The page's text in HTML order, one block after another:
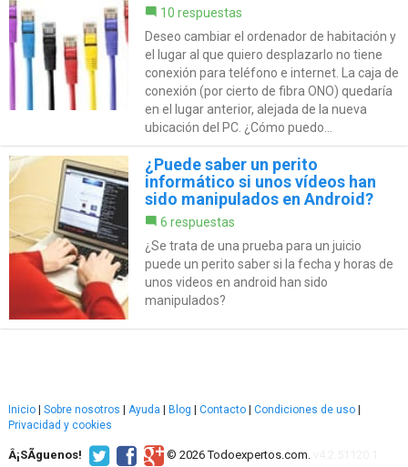
10 respuestas
Deseo cambiar el ordenador de habitación y
el lugar al que quiero desplazarlo no tiene
conexión para teléfono e internet. La caja de
conexión (por cierto de fibra ONO) quedaría
en el lugar anterior, alejada de la nueva
ubicación del PC. ¿Cómo puedo...
¿Puede saber un perito
informático si unos vídeos han
sido manipulados en Android?
6 respuestas
¿Se trata de una prueba para un juicio
puede un perito saber si la fecha y horas de
unos videos en android han sido
manipulados?
Inicio | Sobre nosotros | Ayuda | Blog | Contacto | Condiciones de uso |
Privacidad y cookies
Â¡SÃ­guenos! © 2026 Todoexpertos.com.